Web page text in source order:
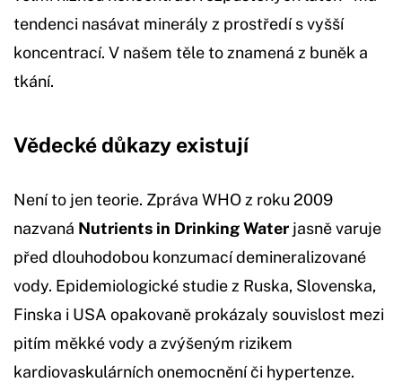
tendenci nasávat minerály z prostředí s vyšší
koncentrací. V našem těle to znamená z buněk a
tkání.
Vědecké důkazy existují
Není to jen teorie. Zpráva WHO z roku 2009
nazvaná Nutrients in Drinking Water jasně varuje
před dlouhodobou konzumací demineralizované
vody. Epidemiologické studie z Ruska, Slovenska,
Finska i USA opakovaně prokázaly souvislost mezi
pitím měkké vody a zvýšeným rizikem
kardiovaskulárních onemocnění či hypertenze.